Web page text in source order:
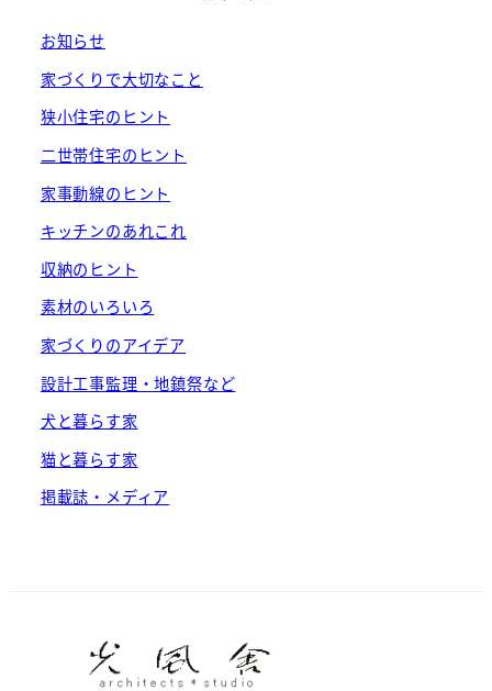
お知らせ
家づくりで大切なこと
狭小住宅のヒント
二世帯住宅のヒント
家事動線のヒント
キッチンのあれこれ
収納のヒント
素材のいろいろ
家づくりのアイデア
設計工事監理・地鎮祭など
犬と暮らす家
猫と暮らす家
掲載誌・メディア